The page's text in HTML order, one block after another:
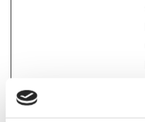
_ga_#